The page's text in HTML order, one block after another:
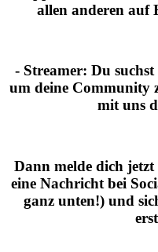
allen anderen auf
- Streamer: Du
um deine Community
mit uns
Dann melde dich jetzt
eine Nachricht bei
ganz unten!) und